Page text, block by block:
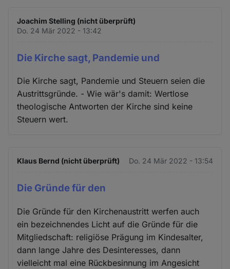
Joachim Stelling (nicht überprüft)
Do. 24 Mär 2022 - 13:42
Die Kirche sagt, Pandemie und
Die Kirche sagt, Pandemie und Steuern seien die
Austrittsgründe. - Wie wär's damit: Wertlose
theologische Antworten der Kirche sind keine
Steuern wert.
Klaus Bernd (nicht überprüft) Do. 24 Mär 2022 - 13:54
Die Gründe für den
Die Gründe für den Kirchenaustritt werfen auch
ein bezeichnendes Licht auf die Gründe für die
Mitgliedschaft: religiöse Prägung im Kindesalter,
dann lange Jahre des Desinteresses, dann
vielleicht mal eine Rückbesinnung im Angesicht